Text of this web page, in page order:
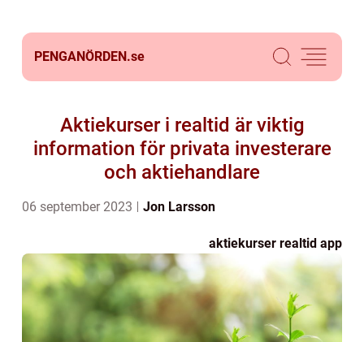
PENGANÖRDEN.se
Aktiekurser i realtid är viktig
information för privata investerare
och aktiehandlare
06 september 2023 Jon Larsson
aktiekurser realtid app